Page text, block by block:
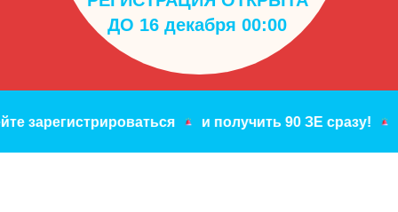
ДО 16 декабря 00:00
зарегистрироваться и получить 90 ЗЕ сразу!